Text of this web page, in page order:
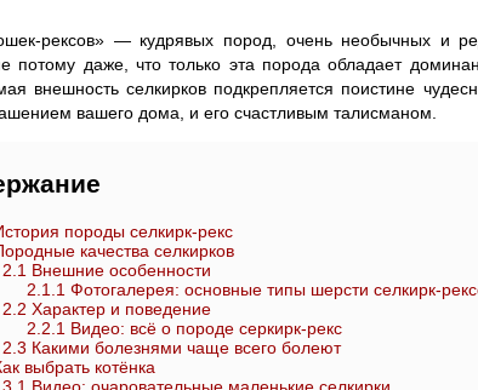
рексов» — кудрявых пород, очень необычных и
потому даже, что только эта порода обладает
внешность селкирков подкрепляется поистине
вашего дома, и его счастливым талисманом.
породы селкирк-рекс
качества селкирков
2.1 Внешние особенности
2.1.1 Фотогалерея: основные типы шерсти селкирк-
2.2 Характер и поведение
2.2.1 Видео: всё о породе серкирк-рекс
2.3 Какими болезнями чаще всего болеют
выбрать котёнка